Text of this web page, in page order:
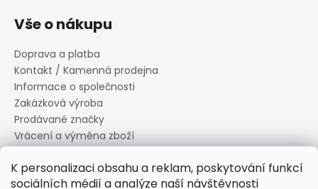
K personalizaci obsahu a reklam, poskytování funkcí
sociálních médií a analýze naší návštěvnosti
Vše o nákupu
Doprava a platba
Kontakt / Kamenná prodejna
Informace o společnosti
Zakázková výroba
Prodávané značky
Vrácení a výměna zboží
Informace o souborech cookies
Reklamační řád